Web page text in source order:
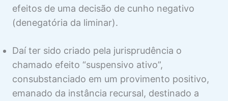
Prazo dos Recursos. Forma de Contagem e
Dobras
Visualização
Embargos de Declaração em MS
Técnica de Complementação de
Julgamento em MS
Visualização
efeitos de uma decisão de cunho negativo
(denegatória da liminar).
Daí ter sido criado pela jurisprudência o
chamado efeito “suspensivo ativo”,
consubstanciado em um provimento positivo,
emanado da instância recursal, destinado a